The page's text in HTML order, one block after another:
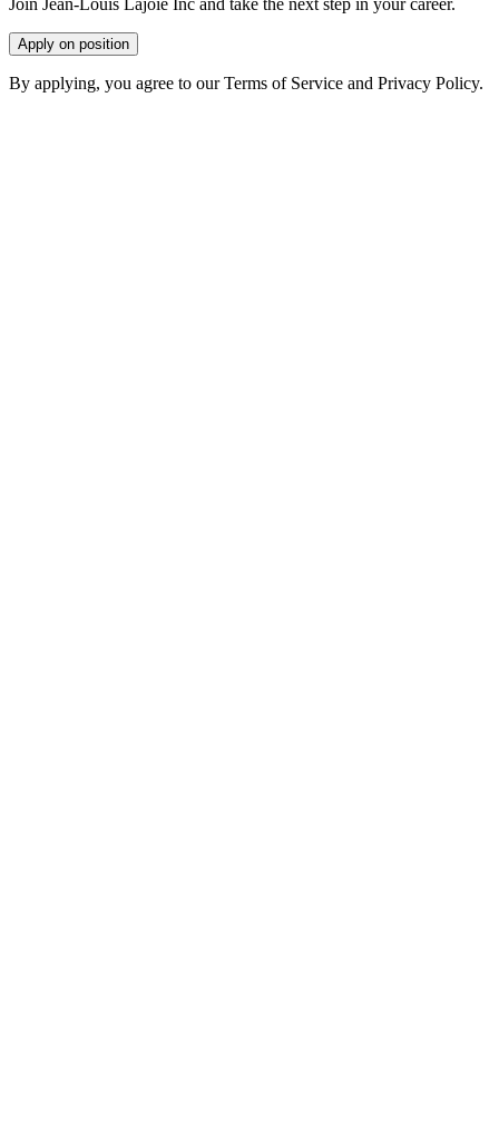
Join Jean-Louis Lajoie Inc and take the next step in your career.
Apply on position
By applying, you agree to our Terms of Service and Privacy Policy.